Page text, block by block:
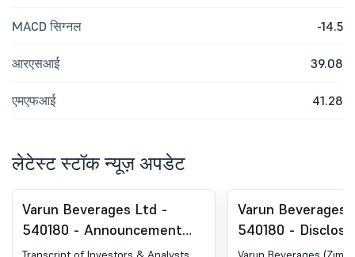
MACD सिग्नल -14.5
आरएसआई 39.08
एमएफआई 41.28
लेटेस्ट स्टॉक न्यूज़ अपडेट
Varun Beverages Ltd -
540180 - Announcement
under Regulation 30
Varun Beverages
540180 -
Regulation 30 Of